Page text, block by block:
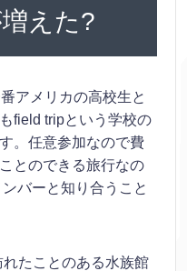
えた?
アメリカの高校生と
field tripという学校の
。任意参加なので費
とのできる旅行なの
バーと知り合うこと
たことのある水族館